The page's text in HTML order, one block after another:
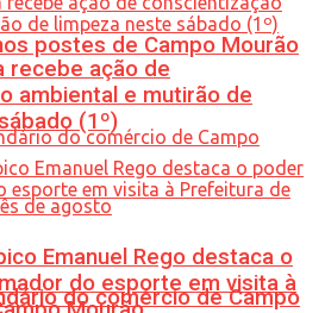
postes de Campo Mourão
do comércio de Campo
recebe ação de
ambiental e mutirão de
(1º)
Emanuel Rego destaca o
do esporte em visita à